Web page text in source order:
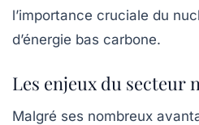
l’importance cruciale du
d’énergie bas carbone.
Les enjeux du secteur
Malgré ses nombreux